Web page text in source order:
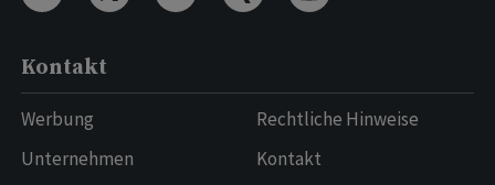
Kontakt
Werbung
Unternehmen
Rechtliche Hinweise
Kontakt